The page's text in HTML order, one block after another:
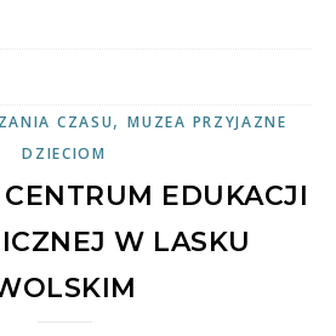
CZASU,MUZEA PRZYJAZNE
DZIECIOM
EDUKACJI
W LASKU